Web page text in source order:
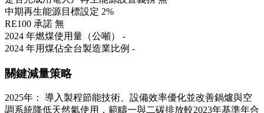
中期再生能源目標設定 2%
RE100 承諾 無
2024 年燃煤使用量（公噸） -
2024 年用煤佔全台製造業比例 -
關鍵減量策略
2025年： 導入製程節能技術、設備效率優化並改善鍋爐與空
調系統降低天然氣使用，範疇一與二碳排放較2023年基準年合